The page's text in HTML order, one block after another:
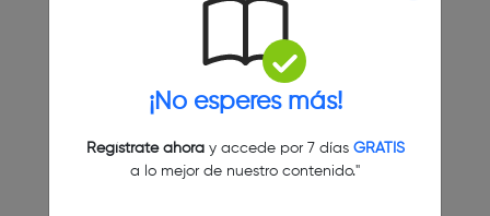
¡No esperes más!
Regístrate ahoray accede por 7 días GRATIS
a lo mejor de nuestro contenido."